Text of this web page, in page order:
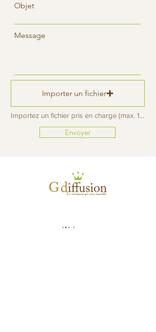
Objet
Message
Importer un fichier
Importez un fichier pris en charge (max. 15 Mo)
Envoyer
Welcome